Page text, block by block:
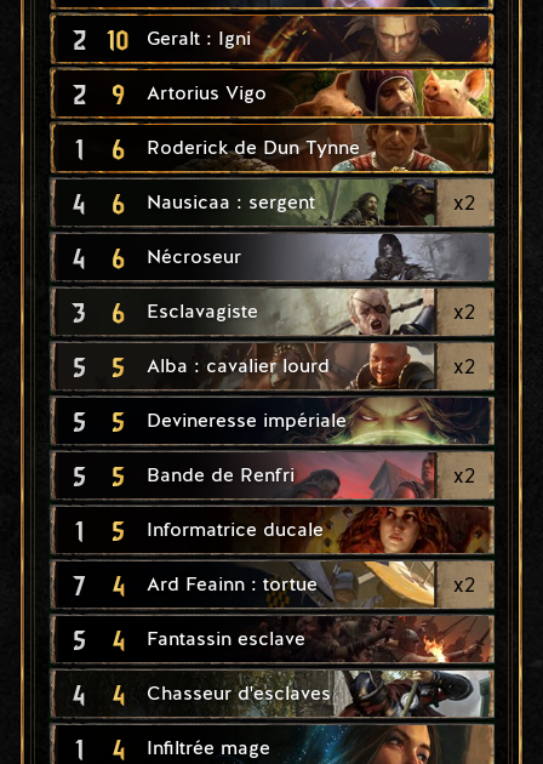
2 10 Geralt : Igni
2 9 Artorius Vigo
1 6 Roderick de Dun Tynne
4 6 Nausicaa : sergent x2
4 6 Nécroseur
3 6 Esclavagiste x2
5 5 Alba : cavalier lourd x2
5 5 Devineresse impériale
5 5 Bande de Renfri x2
1 5 Informatrice ducale
7 4 Ard Feainn : tortue x2
5 4 Fantassin esclave
4 4 Chasseur d'esclaves
1 4 Infiltrée mage